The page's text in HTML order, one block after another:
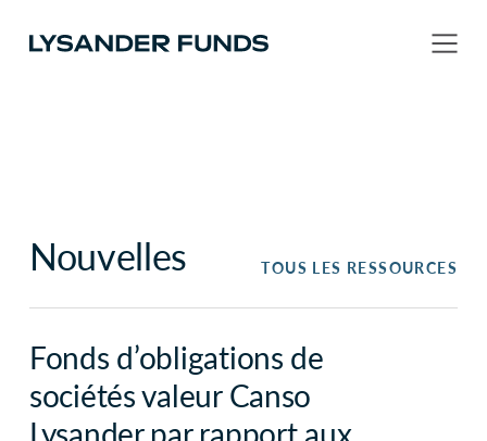
Nouvelles TOUS LES RESSOURCES
Fonds d’obligations de
sociétés valeur Canso